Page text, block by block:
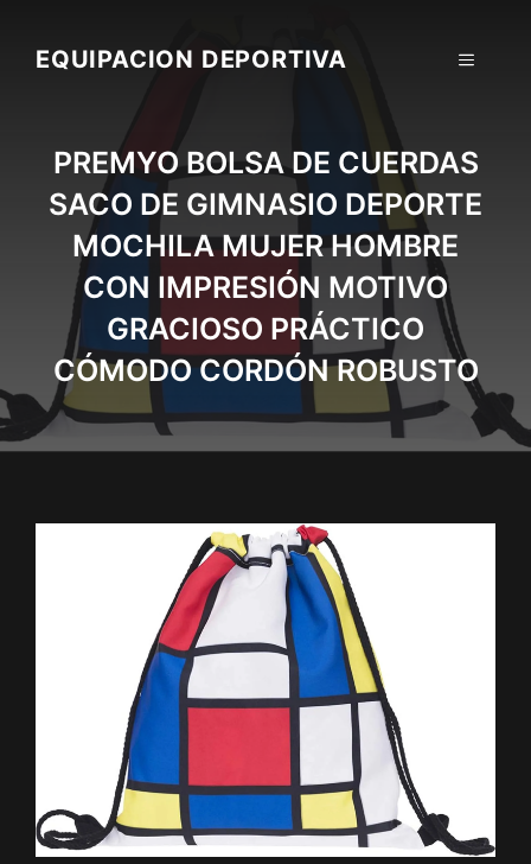
contentEQUIPACION DEPORTIVA MENU
PREMYO BOLSA DE CUERDAS
SACO DE GIMNASIO DEPORTE
MOCHILA MUJER HOMBRE
CON IMPRESIÓN MOTIVO
GRACIOSO PRÁCTICO
CÓMODO CORDÓN ROBUSTO